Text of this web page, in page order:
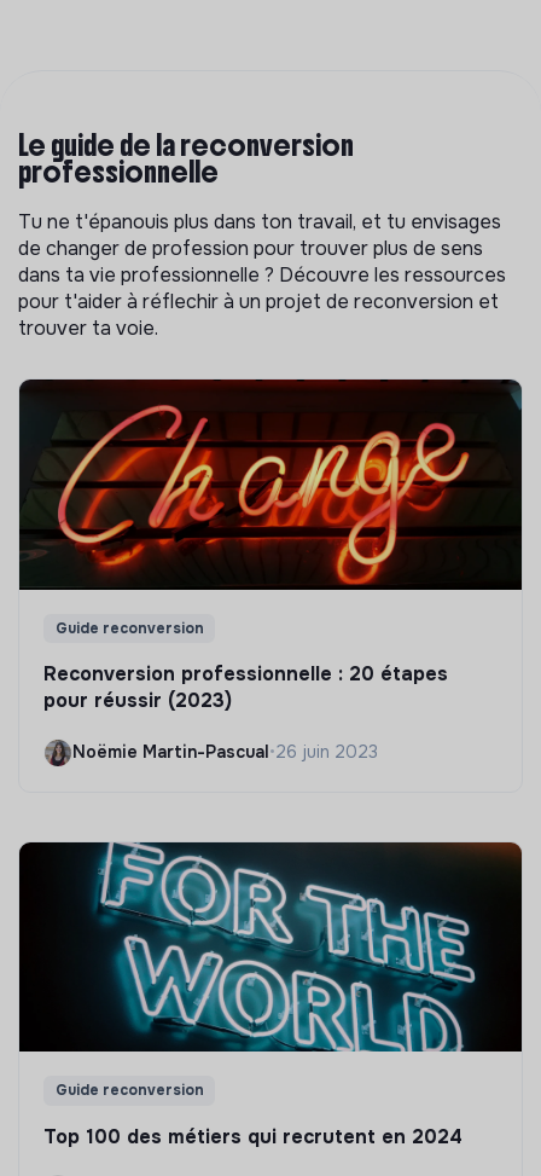
Le guide de la reconversion
professionnelle
Tu ne t'épanouis plus dans ton travail, et tu envisages
de changer de profession pour trouver plus de sens
dans ta vie professionnelle ? Découvre les ressources
pour t'aider à réflechir à un projet de reconversion et
trouver ta voie.
Guide reconversion
Reconversion professionnelle : 20 étapes
pour réussir (2023)
Noëmie Martin-Pascual •26 juin 2023
Guide reconversion
Top 100 des métiers qui recrutent en 2024